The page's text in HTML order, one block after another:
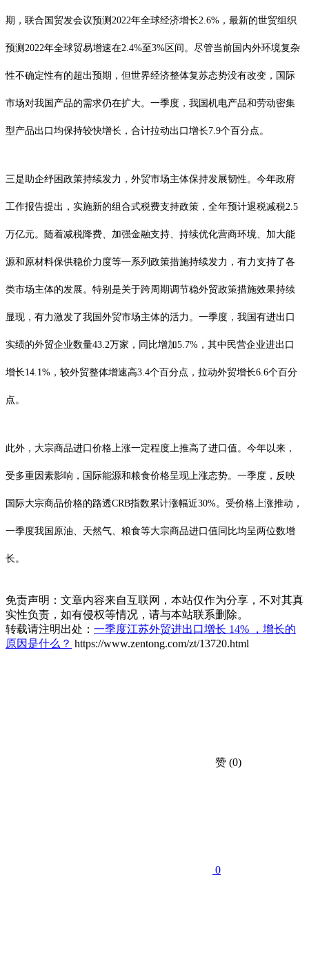
期，联合国贸发会议预测2022年全球经济增长2.6%，最新的世贸组织
预测2022年全球贸易增速在2.4%至3%区间。尽管当前国内外环境复杂
性不确定性有的超出预期，但世界经济整体复苏态势没有改变，国际
市场对我国产品的需求仍在扩大。一季度，我国机电产品和劳动密集
型产品出口均保持较快增长，合计拉动出口增长7.9个百分点。
三是助企纾困政策持续发力，外贸市场主体保持发展韧性。今年政府
工作报告提出，实施新的组合式税费支持政策，全年预计退税减税2.5
万亿元。随着减税降费、加强金融支持、持续优化营商环境、加大能
源和原材料保供稳价力度等一系列政策措施持续发力，有力支持了各
类市场主体的发展。特别是关于跨周期调节稳外贸政策措施效果持续
显现，有力激发了我国外贸市场主体的活力。一季度，我国有进出口
实绩的外贸企业数量43.2万家，同比增加5.7%，其中民营企业进出口
增长14.1%，较外贸整体增速高3.4个百分点，拉动外贸增长6.6个百分
点。
此外，大宗商品进口价格上涨一定程度上推高了进口值。今年以来，
受多重因素影响，国际能源和粮食价格呈现上涨态势。一季度，反映
国际大宗商品价格的路透CRB指数累计涨幅近30%。受价格上涨推动，
一季度我国原油、天然气、粮食等大宗商品进口值同比均呈两位数增
长。
免责声明：文章内容来自互联网，本站仅作为分享，不对其真
实性负责，如有侵权等情况，请与本站联系删除。
转载请注明出处： 一季度江苏外贸进出口增长 14% ，增长的
原因是什么？ https://www.zentong.com/zt/13720.html
赞 (0)
0